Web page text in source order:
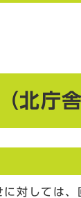
北庁
対しては